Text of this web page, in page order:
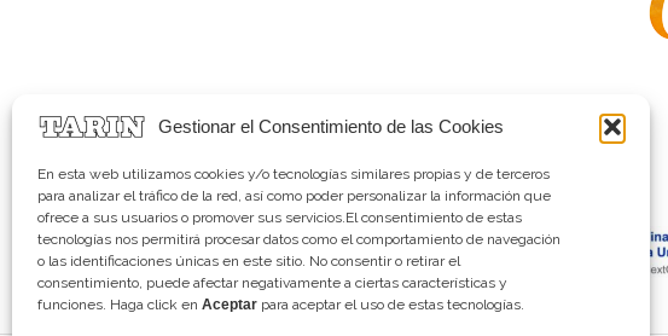
Gestionar el Consentimiento de las Cookies
En esta web utilizamos cookies y/o tecnologías similares propias y de terceros
para analizar el tráfico de la red, así como poder personalizar la información que
ofrece a sus usuarios o promover sus servicios.El consentimiento de estas
tecnologías nos permitirá procesar datos como el comportamiento de navegación
o las identificaciones únicas en este sitio. No consentir o retirar el
consentimiento, puede afectar negativamente a ciertas características y
funciones. Haga click en Aceptar para aceptar el uso de estas tecnologías.